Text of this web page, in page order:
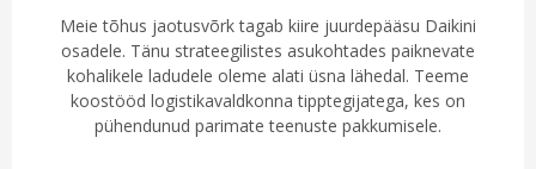
Meie tõhus jaotusvõrk tagab kiire juurdepääsu Daikini
osadele. Tänu strateegilistes asukohtades paiknevate
kohalikele ladudele oleme alati üsna lähedal. Teeme
koostööd logistikavaldkonna tipptegijatega, kes on
pühendunud parimate teenuste pakkumisele.